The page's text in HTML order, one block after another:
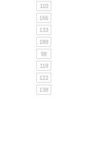
110
166
133
188
98
119
122
138